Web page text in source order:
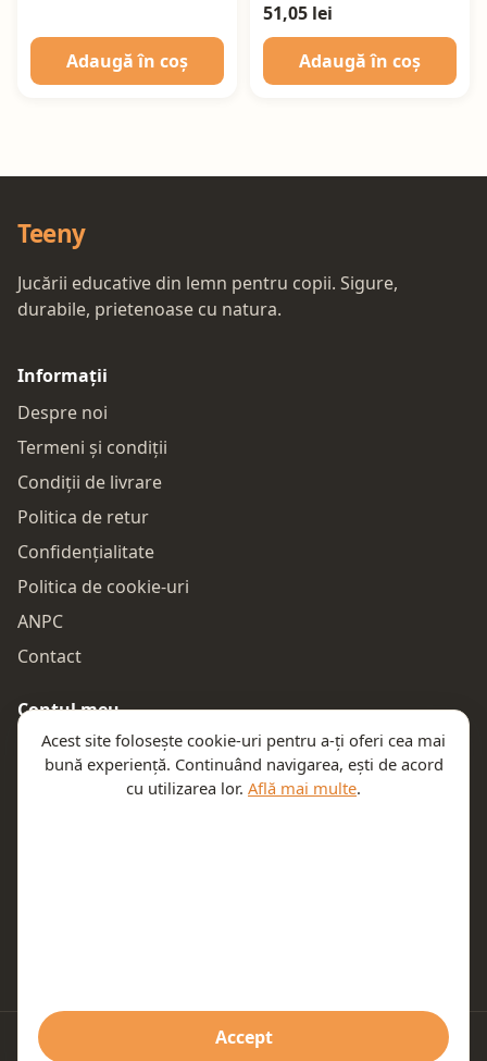
Adaugă în coș
51,05 lei
Adaugă în coș
Teeny
Jucării educative din lemn pentru copii. Sigure,
durabile, prietenoase cu natura.
Informații
Despre noi
Termeni și condiții
Condiții de livrare
Politica de retur
Confidențialitate
Politica de cookie-uri
ANPC
Contact
Contul meu
Autentificare
Comenzile mele
© 2026 Teeny. Toate drepturile rezervate.
Acest site folosește cookie-uri pentru a-ți oferi cea mai
bună experiență. Continuând navigarea, ești de acord
cu utilizarea lor. Află mai multe.
Accept